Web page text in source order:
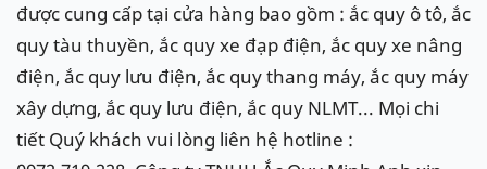
được cung cấp tại cửa hàng bao gồm : ắc quy ô tô, ắc
quy tàu thuyền, ắc quy xe đạp điện, ắc quy xe nâng
điện, ắc quy lưu điện, ắc quy thang máy, ắc quy máy
xây dựng, ắc quy lưu điện, ắc quy NLMT... Mọi chi
tiết Quý khách vui lòng liên hệ hotline :